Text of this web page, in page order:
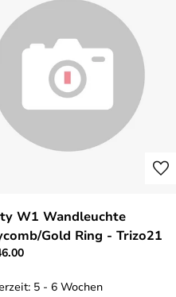
W1 Wandleuchte
Gold Ring - Trizo21
5 - 6 Wochen